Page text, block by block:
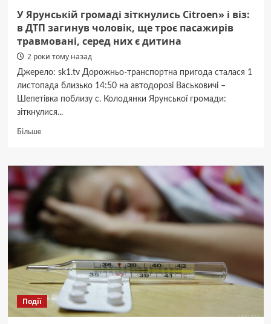
У Ярунській громаді зіткнулись Citroen» і віз:
в ДТП загинув чоловік, ще троє пасажирів
травмовані, серед них є дитина
2 роки тому назад
Джерело: sk1.tv Дорожньо-транспортна пригода сталася 1
листопада близько 14:50 на автодорозі Васьковичі –
Шепетівка поблизу с. Колодянки Ярунської громади:
зіткнулися...
БільшеДокладніше
Ярунській
громаді
Citroen»
і
віз:
ДТП
загинув
чоловік,
пасажирів
травмовані,
Події